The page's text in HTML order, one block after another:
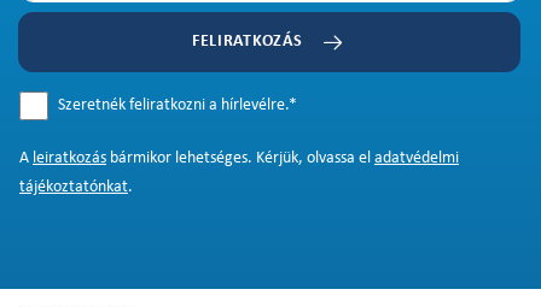
FELIRATKOZÁS
Szeretnék feliratkozni a hírlevélre.*
A leiratkozás bármikor lehetséges. Kérjük, olvassa el adatvédelmi
tájékoztatónkat.